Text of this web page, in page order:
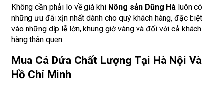
Không cần phải lo về giá khi Nông sản Dũng Hà luôn có
những ưu đãi xịn nhất dành cho quý khách hàng, đặc biệt
vào những dịp lễ lớn, khung giờ vàng và đối với cả khách
hàng thân quen.
Mua Cá Dứa Chất Lượng Tại Hà Nội Và
Hồ Chí Minh